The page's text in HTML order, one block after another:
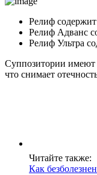
Релиф
Релиф Адванс
Релиф Ультра
Суппозитории имеют
что снимает
Читайте также:
Как